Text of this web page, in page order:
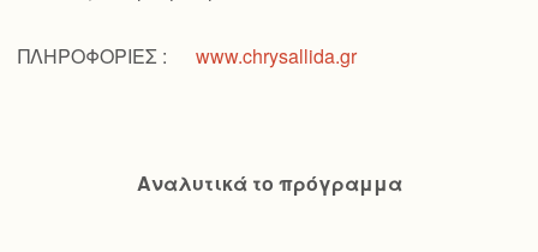
ΠΛΗΡΟΦΟΡΙΕΣ : www.chrysallida.gr
Αναλυτικά το πρόγραμμα